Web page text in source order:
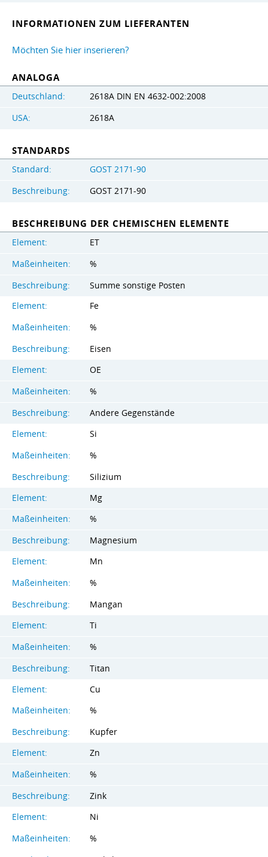
INFORMATIONEN ZUM LIEFERANTEN
Möchten Sie hier inserieren?
ANALOGA
Deutschland:
2618A DIN EN 4632-002:2008
USA:
2618A
STANDARDS
Standard:
GOST 2171-90
Beschreibung:
GOST 2171-90
BESCHREIBUNG DER CHEMISCHEN ELEMENTE
Element:
ET
Maßeinheiten:
%
Beschreibung:
Summe sonstige Posten
Element:
Fe
Maßeinheiten:
%
Beschreibung:
Eisen
Element:
OE
Maßeinheiten:
%
Beschreibung:
Andere Gegenstände
Element:
Si
Maßeinheiten:
%
Beschreibung:
Silizium
Element:
Mg
Maßeinheiten:
%
Beschreibung:
Magnesium
Element:
Mn
Maßeinheiten:
%
Beschreibung:
Mangan
Element:
Ti
Maßeinheiten:
%
Beschreibung:
Titan
Element:
Cu
Maßeinheiten:
%
Beschreibung:
Kupfer
Element:
Zn
Maßeinheiten:
%
Beschreibung:
Zink
Element:
Ni
Maßeinheiten:
%